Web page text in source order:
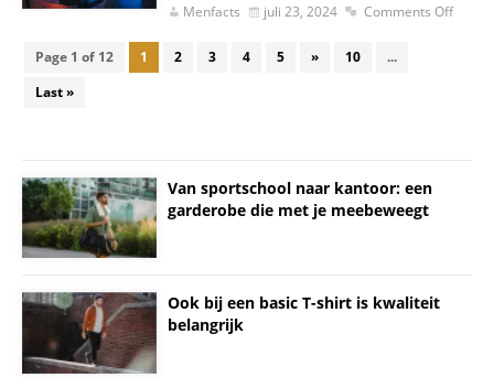
Menfacts juli 23, 2024 Comments Off
Page 1 of 12 1 2 3 4 5 » 10
...
Last »
Van sportschool naar kantoor: een
garderobe die met je meebeweegt
Ook bij een basic T-shirt is kwaliteit
belangrijk